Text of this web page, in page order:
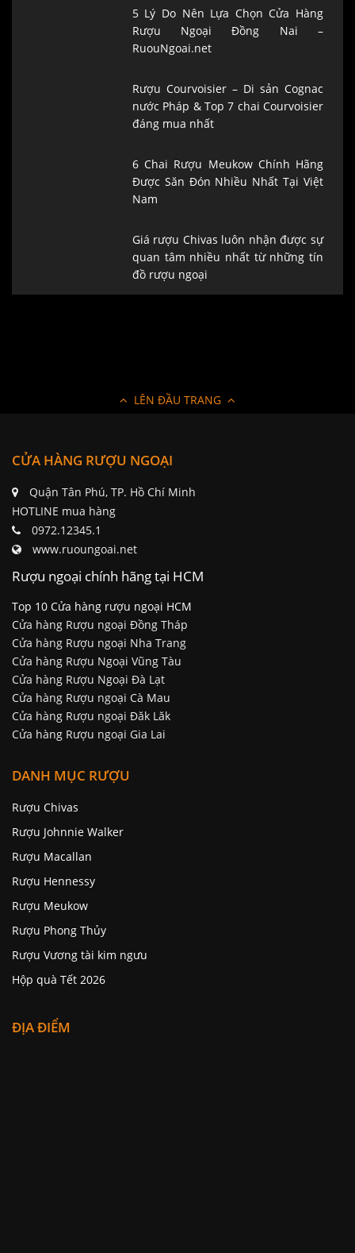
Rượu Ngoại Đồng Nai –
RuouNgoai.net
nước Pháp & Top 7 chai Courvoisier
đáng mua nhất
Được Săn Đón Nhiều Nhất Tại Việt
Nam
quan tâm nhiều nhất từ những tín
đồ rượu ngoại
Quận Tân Phú, TP. Hồ Chí Minh
HOTLINE mua hàng
0972.12345.1
www.ruoungoai.net
Rượu ngoại chính hãng tại HCM
Top 10 Cửa hàng rượu ngoại HCM
Cửa hàng Rượu ngoại Đồng Tháp
Cửa hàng Rượu ngoại Nha Trang
Cửa hàng Rượu Ngoại Vũng Tàu
Cửa hàng Rượu Ngoại Đà Lạt
Cửa hàng Rượu ngoại Cà Mau
Cửa hàng Rượu ngoại Đăk Lăk
Cửa hàng Rượu ngoại Gia Lai
Rượu Chivas
Rượu Johnnie Walker
Rượu Macallan
Rượu Hennessy
Rượu Meukow
Rượu Phong Thủy
Rượu Vương tài kim ngưu
Hộp quà Tết 2026